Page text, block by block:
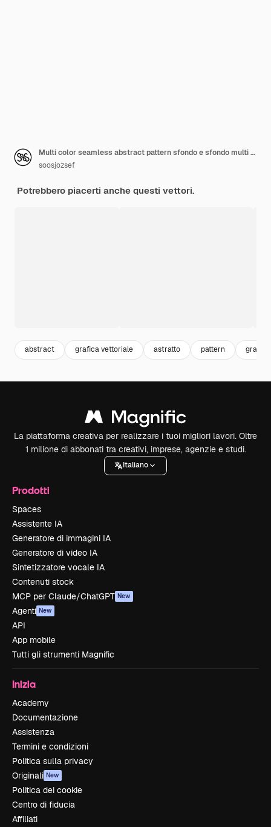
Multi color seamless abstract pattern sfondo e sfondo multi colorato colorato design ornamentale ornamenti a mosaico colorato illustrazione grafica vettoriale EPS10
soosjozsef
Potrebbero piacerti anche questi vettori.
abstract grafica vettoriale astratto pattern
La piattaforma creativa per realizzare i tuoi migliori lavori. Oltre
1 milione di abbonati tra creativi, imprese, agenzie e studi.
Italiano
Prodotti
Spaces
Assistente IA
Generatore di immagini IA
Generatore di video IA
Sintetizzatore vocale IA
Contenuti stock
MCP per Claude/ChatGPT New
Agenti New
API
App mobile
Tutti gli strumenti Magnific
Inizia
Academy
Documentazione
Assistenza
Termini e condizioni
Politica sulla privacy
Originali New
Politica dei cookie
Centro di fiducia
Affiliati